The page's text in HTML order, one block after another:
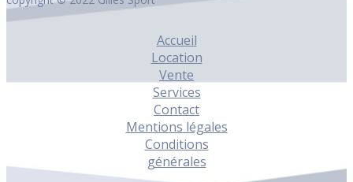
Accueil
Location
Vente
Services
Contact
Mentions légales
Conditions
générales